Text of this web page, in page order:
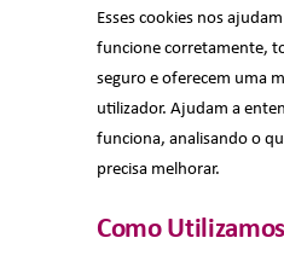
Esses cookies nos
funcione corretamente,
seguro e oferecem uma
utilizador. Ajudam a
funciona, analisando o
precisa melhorar.
Como